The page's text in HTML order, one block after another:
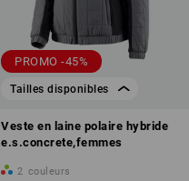
PROMO -45%
Tailles disponibles
Veste en laine polaire hybride
e.s.concrete,femmes
2 couleurs